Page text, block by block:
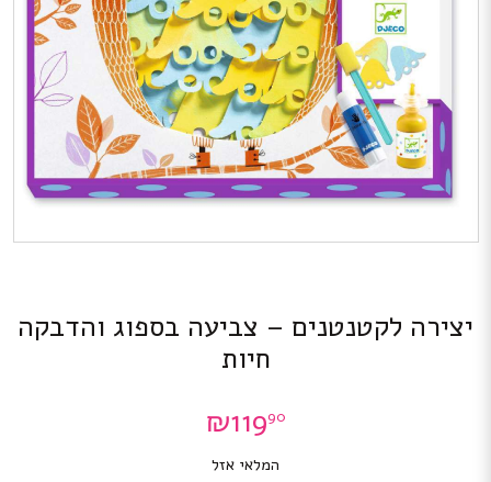
יצירה לקטנטנים – צביעה בספוג והדבקה
חיות
₪11990
המלאי אזל